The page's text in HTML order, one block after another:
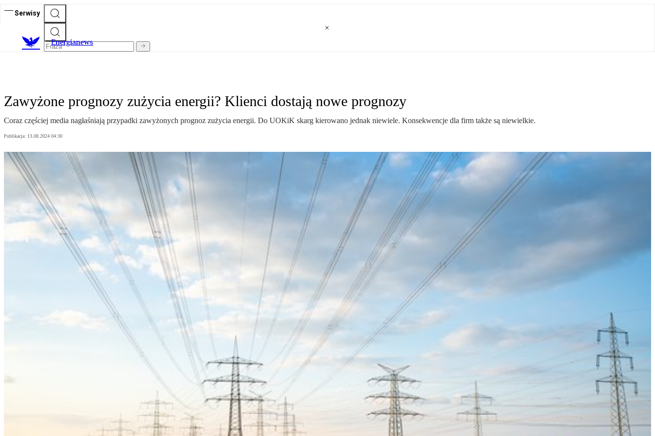
Serwisy
Energianews
Zawyżone prognozy zużycia energii? Klienci dostają nowe prognozy
Coraz częściej media nagłaśniają przypadki zawyżonych prognoz zużycia energii. Do UOKiK skarg kierowano jednak niewiele. Konsekwencje dla firm także są niewielkie.
Publikacja: 13.08.2024 04:30